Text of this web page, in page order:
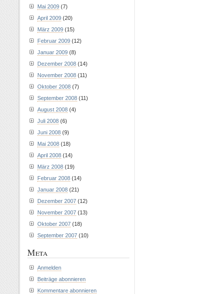
Mai 2009 (7)
April 2009 (20)
März 2009 (15)
Februar 2009 (12)
Januar 2009 (8)
Dezember 2008 (14)
November 2008 (11)
Oktober 2008 (7)
September 2008 (11)
August 2008 (4)
Juli 2008 (6)
Juni 2008 (9)
Mai 2008 (18)
April 2008 (14)
März 2008 (19)
Februar 2008 (14)
Januar 2008 (21)
Dezember 2007 (12)
November 2007 (13)
Oktober 2007 (18)
September 2007 (10)
Meta
Anmelden
Beiträge abonnieren
Kommentare abonnieren